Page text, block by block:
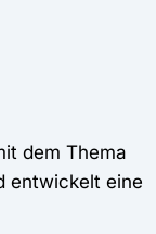
dem Thema
entwickelt eine